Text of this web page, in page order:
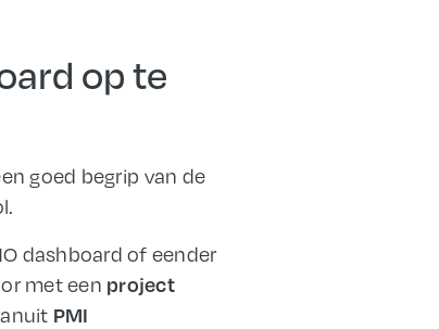
op te
goed begrip van de
dashboard of eender
met een project
PMI